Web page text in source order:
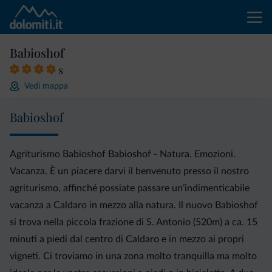
Babioshof
s
Vedi mappa
Babioshof
Agriturismo Babioshof Babioshof - Natura. Emozioni.
Vacanza. È un piacere darvi il benvenuto presso il nostro
agriturismo, affinché possiate passare un’indimenticabile
vacanza a Caldaro in mezzo alla natura. Il nuovo Babioshof
si trova nella piccola frazione di S. Antonio (520m) a ca. 15
minuti a piedi dal centro di Caldaro e in mezzo ai propri
vigneti. Ci troviamo in una zona molto tranquilla ma molto